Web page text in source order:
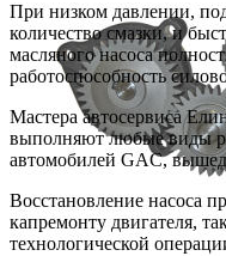
При низком давлении,
количество смазки, и
масляного насоса
работоспособность
Мастера автосервиса
выполняют любые виды
автомобилей GAC,
Восстановление насоса
капремонту двигателя,
технологической